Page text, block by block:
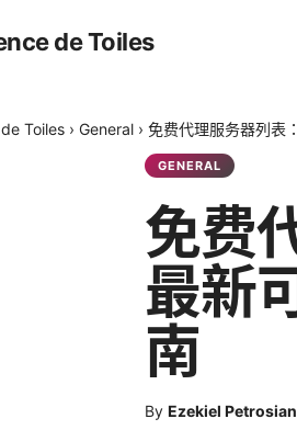
de Toiles
Toiles › General › 免费代理服务器列表
GENERAL
免费
最新
南
By Ezekiel Petrosian